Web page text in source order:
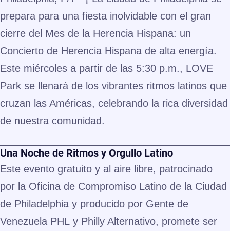
prepara para una fiesta inolvidable con el gran
cierre del Mes de la Herencia Hispana: un
Concierto de Herencia Hispana de alta energía.
Este miércoles a partir de las 5:30 p.m., LOVE
Park se llenará de los vibrantes ritmos latinos que
cruzan las Américas, celebrando la rica diversidad
de nuestra comunidad.
Una Noche de Ritmos y Orgullo Latino
Este evento gratuito y al aire libre, patrocinado
por la Oficina de Compromiso Latino de la Ciudad
de Philadelphia y producido por Gente de
Venezuela PHL y Philly Alternativo, promete ser